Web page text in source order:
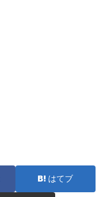
はてブ